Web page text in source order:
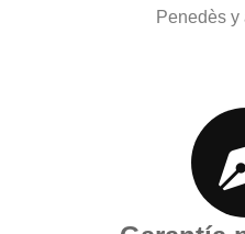
Penedès y